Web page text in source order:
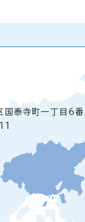
国泰寺町一丁目6